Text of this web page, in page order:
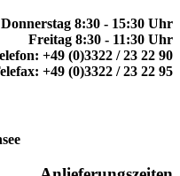
8:30 - 15:30 Uhr
Freitag 8:30 - 11:30 Uhr
+49 (0)3322 / 23 22 90
+49 (0)3322 / 23 22 95